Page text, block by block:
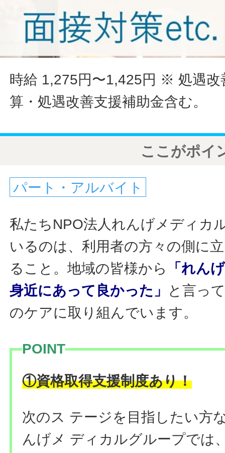
時給 1,275円〜1,425円 ※ 処遇改
算・処遇改善支援補助金含む。
ここがポイ
パート・アルバイト
私たちNPO法人れんげメディカ
いるのは、利用者の方々の側に
ること。地域の皆様から
「れん
身近にあって良かった」
と言っ
のケアに取り組んでいます。
POINT
①資格取得支援制度あり！
次のス テージを目指したい方
んげメ ディカルグループでは